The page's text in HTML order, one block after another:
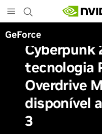
to
main
content
GeForce
Cyberpunk
tecnologia
Overdrive
disponível
3